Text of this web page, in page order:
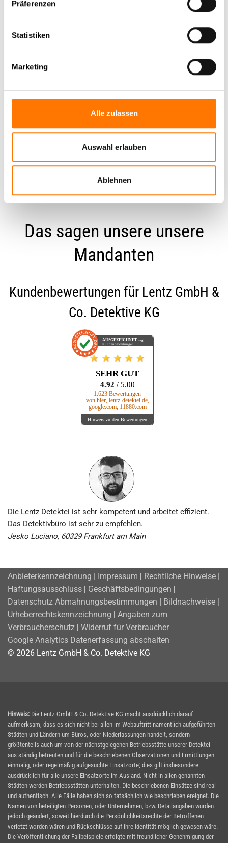
Präferenzen
Statistiken
Marketing
Alle zulassen
Auswahl erlauben
Ablehnen
Zurück zur Newsübersicht
News Archiv
Das sagen unsere unsere
Mandanten
Kundenbewertungen für Lentz GmbH &
Co. Detektive KG
AUSGEZEICHNET.org
Kundenbewertungen
SEHR GUT
4.92 / 5.00
1.623 Bewertungen
von hier, lentz-detektei.de,
google.com, 11880.com
Hinweis zu den Bewertungen
Die Lentz Detektei ist sehr kompetent und arbeitet effizient.
Das Detektivbüro ist sehr zu empfehlen.
Jesko Luciano, 60329 Frankfurt am Main
Anbieterkennzeichnung | Impressum | Rechtliche Hinweise |
Haftungsausschluss | Geschäftsbedingungen |
Datenschutz Abmahnungsbestimmungen | Bildnachweise |
Urheberrechtskennzeichnung | Angaben zum
Verbraucherschutz | Widerruf für Verbraucher
Google Analytics Datenerfassung abschalten
© 2026 Lentz GmbH & Co. Detektive KG
Hinweis: Die Lentz GmbH & Co. Detektive KG macht ausdrücklich darauf
aufmerksam, dass es sich nicht bei allen im Webauftritt namentlich aufgeführten
Städten und Ländern um Büros, oder Niederlassungen handelt, sondern
größtenteils auch um von der nächstgelegenen Betriebsstätte unserer Detektei
aus ständig betreuten und für die beschriebenen Observationen und Ermittlungen
einmalig, oder regelmäßig aufgesuchte Einsatzorte; dies gilt insbesondere
ausdrücklich für alle unsere Einsatzorte im Ausland. Nicht in allen genannten
Städten werden Betriebsstätten unterhalten. Die beschriebenen Einsätze sind real
und authentisch. Alle Fälle haben sich so tatsächlich wie beschrieben ereignet. Die
Namen von beteiligten Personen, oder Unternehmen, bzw. Detailangaben wurden
jedoch geändert, soweit hierdurch die Persönlichkeitsrechte der Betroffenen
verletzt worden wären und Rückschlüsse auf ihre Identität möglich gewesen wäre.
Die Veröffentlichung der Fallbeispiele erfolgte mit freundlicher Genehmigung der